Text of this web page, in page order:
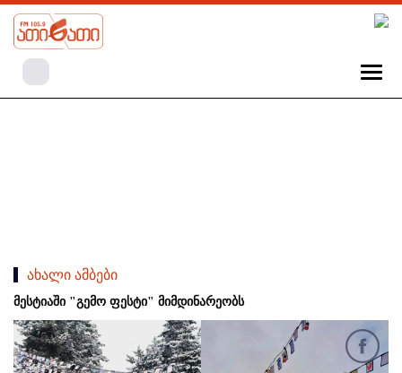
ახალი ამბები
მესტიაში "გემო ფესტი" მიმდინარეობს